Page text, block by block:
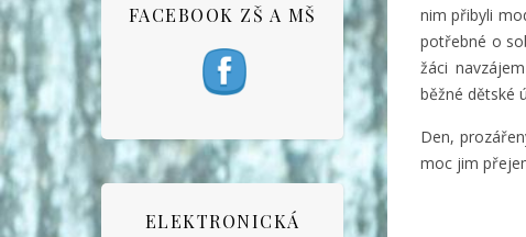
FACEBOOK ZŠ A MŠ
ELEKTRONICKÁ
nim přibyli
potřebné o
žáci
běžné dětské
Den,
moc jim